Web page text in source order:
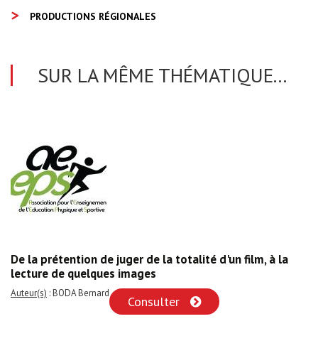
PRODUCTIONS RÉGIONALES
SUR LA MÊME THÉMATIQUE...
De la prétention de juger de la totalité d'un film, à la
lecture de quelques images
Auteur(s) : BODA Bernard
Consulter